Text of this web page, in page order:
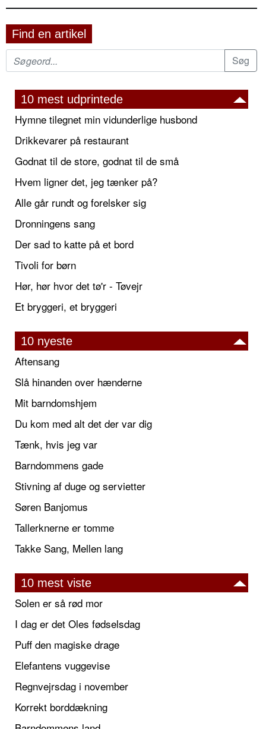
Find en artikel
10 mest udprintede
Hymne tilegnet min vidunderlige husbond
Drikkevarer på restaurant
Godnat til de store, godnat til de små
Hvem ligner det, jeg tænker på?
Alle går rundt og forelsker sig
Dronningens sang
Der sad to katte på et bord
Tivoli for børn
Hør, hør hvor det tø'r - Tøvejr
Et bryggeri, et bryggeri
10 nyeste
Aftensang
Slå hinanden over hænderne
Mit barndomshjem
Du kom med alt det der var dig
Tænk, hvis jeg var
Barndommens gade
Stivning af duge og servietter
Søren Banjomus
Tallerknerne er tomme
Takke Sang, Mellen lang
10 mest viste
Solen er så rød mor
I dag er det Oles fødselsdag
Puff den magiske drage
Elefantens vuggevise
Regnvejrsdag i november
Korrekt borddækning